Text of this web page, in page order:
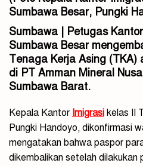
Sumbawa Besar, Pungki
Sumbawa | Petugas Kantor
Sumbawa Besar
Tenaga Kerja Asing (TKA)
di PT Amman Mineral
Sumbawa Barat.
Kepala Kantor Imigrasi kelas II
Pungki Handoyo, dikonfirmasi
mengatakan bahwa paspor
dikembalikan setelah dilakukan